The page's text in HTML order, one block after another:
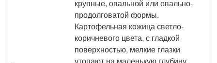
крупные, овальной или овально-
продолговатой формы.
Картофельная кожица светло-
коричневого цвета, с гладкой
поверхностью, мелкие глазки
утопают на маленькую глубину.